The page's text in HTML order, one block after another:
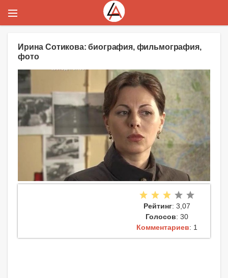
Ирина Сотикова: биография, фильмография,
фото
Рейтинг: 3,07
Голосов: 30
Комментариев: 1